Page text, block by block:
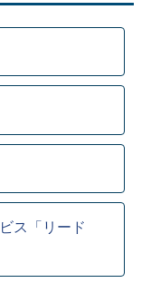
ス「リード